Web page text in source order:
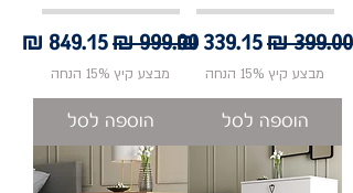
מחיר רגילמחיר מבצע
מבצע קיץ 15% הנחה
הוספה לסל
מחיר רגילמחיר
מבצע קיץ 15% הנחה
הוספה לסל